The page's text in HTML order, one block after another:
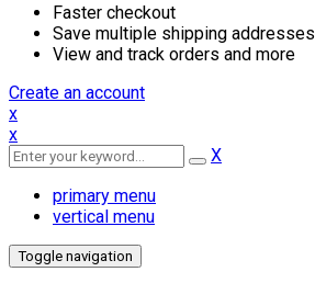
Faster checkout
Save multiple shipping addresses
View and track orders and more
Create an account
x
x
X
primary menu
vertical menu
Toggle navigation